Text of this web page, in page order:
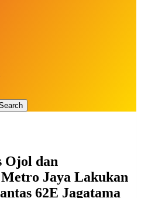
Ojol dan
Jaya Lakukan
62E Jagatama